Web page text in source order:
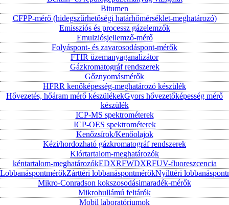
Bitumen
CFPP-mérő (hidegszűrhetőségi határhőmérséklet-meghatározó)
Emissziós és processz gázelemzők
Emulziósjellemző-mérő
Folyáspont- és zavarosodáspont-mérők
FTIR üzemanyaganalizátor
Gázkromatográf rendszerek
Gőznyomásmérők
HFRR kenőképesség-meghatározó készülék
Hővezetés, hőáram mérő készülékekGyors hővezetőképesség mérő
készülék
ICP-MS spektrométerek
ICP-OES spektrométerek
Kenőzsírok/Kenőolajok
Kézi/hordozható gázkromatográf rendszerek
Klórtartalom-meghatározók
kéntartalom-meghatározókEDXRFWDXRFUV-fluoreszcencia
LobbanáspontmérőkZárttéri lobbanáspontmérőkNyílttéri
Mikro-Conradson kokszosodásimaradék-mérők
Mikrohullámú feltárók
Mobil laboratóriumok